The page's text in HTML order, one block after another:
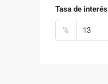
Tasa de interés
%